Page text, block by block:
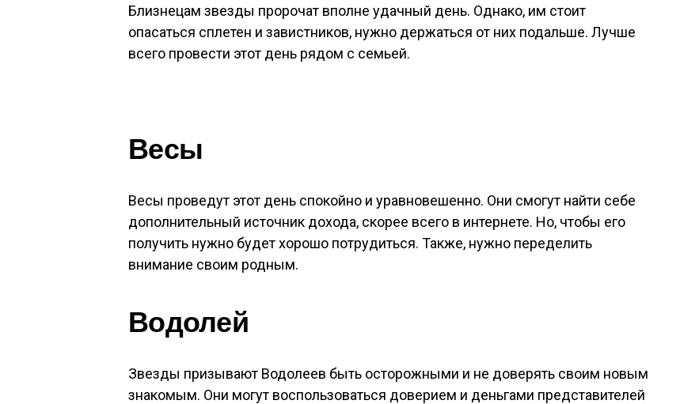
Близнецам звезды пророчат вполне удачный день. Однако, им стоит
опасаться сплетен и завистников, нужно держаться от них подальше. Лучше
всего провести этот день рядом с семьей.
Весы
Весы проведут этот день спокойно и уравновешенно. Они смогут найти себе
дополнительный источник дохода, скорее всего в интернете. Но, чтобы его
получить нужно будет хорошо потрудиться. Также, нужно переделить
внимание своим родным.
Водолей
Звезды призывают Водолеев быть осторожными и не доверять своим новым
знакомым. Они могут воспользоваться доверием и деньгами представителей